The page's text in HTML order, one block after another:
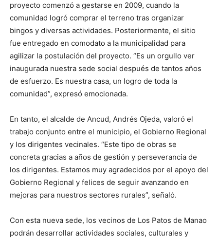
proyecto comenzó a gestarse en 2009, cuando la
comunidad logró comprar el terreno tras organizar
bingos y diversas actividades. Posteriormente, el sitio
fue entregado en comodato a la municipalidad para
agilizar la postulación del proyecto. “Es un orgullo ver
inaugurada nuestra sede social después de tantos años
de esfuerzo. Es nuestra casa, un logro de toda la
comunidad”, expresó emocionada.
En tanto, el alcalde de Ancud, Andrés Ojeda, valoró el
trabajo conjunto entre el municipio, el Gobierno Regional
y los dirigentes vecinales. “Este tipo de obras se
concreta gracias a años de gestión y perseverancia de
los dirigentes. Estamos muy agradecidos por el apoyo del
Gobierno Regional y felices de seguir avanzando en
mejoras para nuestros sectores rurales”, señaló.
Con esta nueva sede, los vecinos de Los Patos de Manao
podrán desarrollar actividades sociales, culturales y